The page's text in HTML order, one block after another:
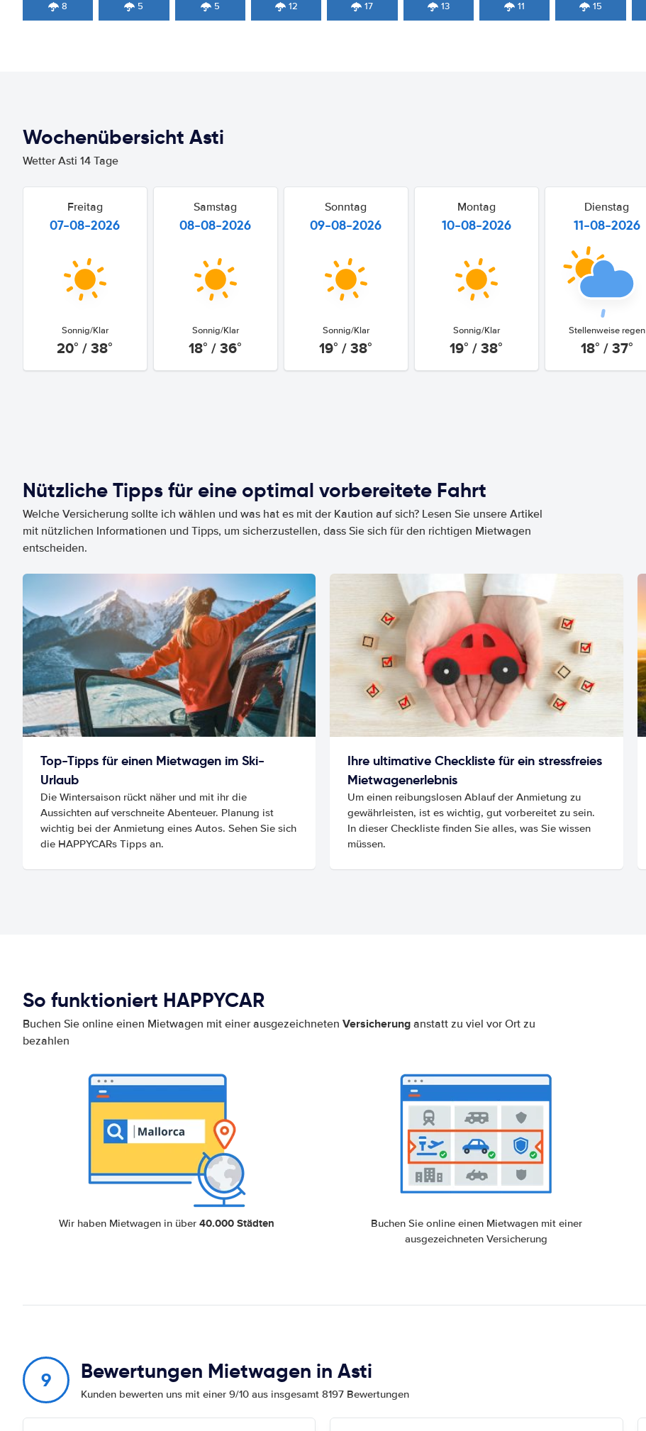
8 5 5 12 17 13 11 15
Wochenübersicht Asti
Wetter Asti 14 Tage
Freitag
07-08-2026
Sonnig/Klar
20° / 38°
Samstag
08-08-2026
Sonnig/Klar
18° / 36°
Sonntag
09-08-2026
Sonnig/Klar
19° / 38°
Montag
10-08-2026
Sonnig/Klar
19° / 38°
Dienstag
11-08-2026
Stellenweise regen
18° / 37°
Nützliche Tipps für eine optimal vorbereitete Fahrt
Welche Versicherung sollte ich wählen und was hat es mit der Kaution auf sich? Lesen Sie unsere Artikel
mit nützlichen Informationen und Tipps, um sicherzustellen, dass Sie sich für den richtigen Mietwagen
entscheiden.
Top-Tipps für einen Mietwagen im Ski-
Urlaub
Die Wintersaison rückt näher und mit ihr die
Aussichten auf verschneite Abenteuer. Planung ist
wichtig bei der Anmietung eines Autos. Sehen Sie sich
die HAPPYCARs Tipps an.
Ihre ultimative Checkliste für ein stressfreies
Mietwagenerlebnis
Um einen reibungslosen Ablauf der Anmietung zu
gewährleisten, ist es wichtig, gut vorbereitet zu sein.
In dieser Checkliste finden Sie alles, was Sie wissen
müssen.
So funktioniert HAPPYCAR
Buchen Sie online einen Mietwagen mit einer ausgezeichneten Versicherung anstatt zu viel vor Ort zu
bezahlen
Wir haben Mietwagen in über40.000 Städten
Buchen Sie online einen Mietwagen mit einer
ausgezeichneten Versicherung
9 Bewertungen Mietwagen in Asti
Kunden bewerten uns mit einer 9/10 aus insgesamt 8197 Bewertungen